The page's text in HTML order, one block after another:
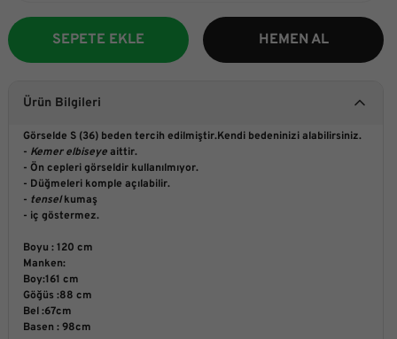
SEPETE EKLE HEMEN AL
Ürün Bilgileri
Görselde S (36) beden tercih edilmiştir.Kendi bedeninizi alabilirsiniz.
- Kemer elbiseyeaittir.
- Ön cepleri görseldir kullanılmıyor.
- Düğmeleri komple açılabilir.
- tenselkumaş
- iç göstermez.
Boyu : 120 cm
Manken:
Boy:161 cm
Göğüs :88 cm
Bel :67cm
Basen : 98cm